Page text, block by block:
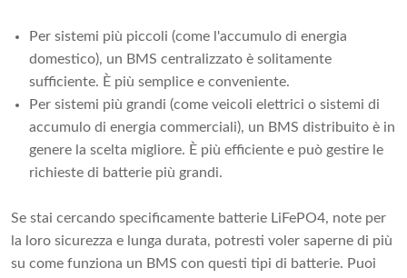
Per sistemi più piccoli (come l'accumulo di energia
domestico), un BMS centralizzato è solitamente
sufficiente. È più semplice e conveniente.
Per sistemi più grandi (come veicoli elettrici o sistemi di
accumulo di energia commerciali), un BMS distribuito è in
genere la scelta migliore. È più efficiente e può gestire le
richieste di batterie più grandi.
Se stai cercando specificamente batterie LiFePO4, note per
la loro sicurezza e lunga durata, potresti voler saperne di più
su come funziona un BMS con questi tipi di batterie. Puoi